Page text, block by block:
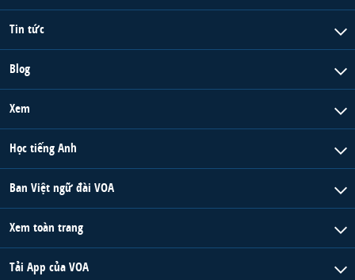
Tin tức
Blog
Xem
Học tiếng Anh
Ban Việt ngữ đài VOA
Xem toàn trang
Tải App của VOA